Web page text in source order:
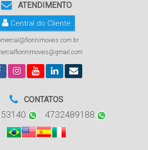
ATENDIMENTO
Central do Cliente
CONTATOS
4732489188